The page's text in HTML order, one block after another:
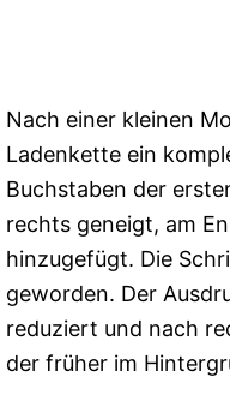
Nach einer kleinen
Ladenkette ein
Buchstaben der
rechts geneigt, am
hinzugefügt. Die
geworden. Der
reduziert und nach
der früher im